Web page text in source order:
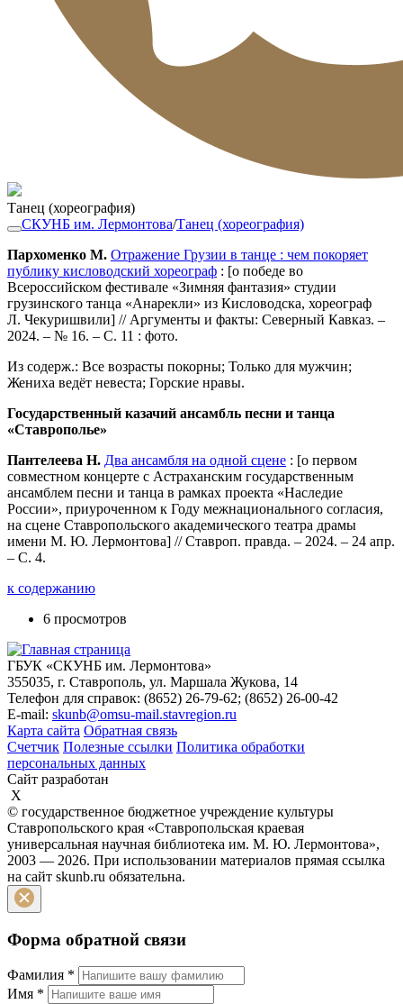
Танец (хореография)
СКУНБ им. Лермонтова/Танец (хореография)
Пархоменко М. Отражение Грузии в танце : чем покоряет
публику кисловодский хореограф : [о победе во
Всероссийском фестивале «Зимняя фантазия» студии
грузинского танца «Анарекли» из Кисловодска, хореограф
Л. Чекуришвили] // Аргументы и факты: Северный Кавказ. –
2024. – № 16. – С. 11 : фото.
Из содерж.: Все возрасты покорны; Только для мужчин;
Жениха ведёт невеста; Горские нравы.
Государственный казачий ансамбль песни и танца
«Ставрополье»
Пантелеева Н. Два ансамбля на одной сцене : [о первом
совместном концерте с Астраханским государственным
ансамблем песни и танца в рамках проекта «Наследие
России», приуроченном к Году межнационального согласия,
на сцене Ставропольского академического театра драмы
имени М. Ю. Лермонтова] // Ставроп. правда. – 2024. – 24 апр.
– С. 4.
к содержанию
6 просмотров
ГБУК «СКУНБ им. Лермонтова»
355035, г. Ставрополь, ул. Маршала Жукова, 14
Телефон для справок: (8652) 26-79-62; (8652) 26-00-42
E-mail: skunb@omsu-mail.stavregion.ru
Карта сайта Обратная связь
Счетчик Полезные ссылки Политика обработки
персональных данных
Сайт разработан
X
© государственное бюджетное учреждение культуры
Ставропольского края «Ставропольская краевая
универсальная научная библиотека им. М. Ю. Лермонтова»,
2003 — 2026. При использовании материалов прямая ссылка
на сайт skunb.ru обязательна.
Форма обратной связи
Фамилия *
Имя *